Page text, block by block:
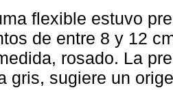
flexible estuvo
de entre 8 y 12
rosado. La
gris, sugiere un